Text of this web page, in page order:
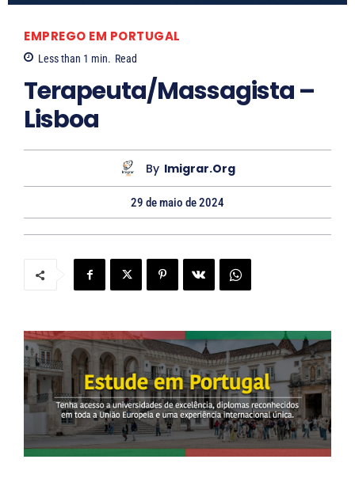
EMPREGO EM PORTUGAL
Less than 1 min. Read
Terapeuta/Massagista –
Lisboa
By Imigrar.org
29 de maio de 2024